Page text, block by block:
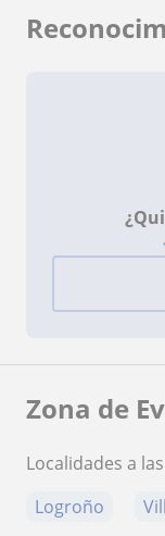
Zona de
Localidades a
Logroño